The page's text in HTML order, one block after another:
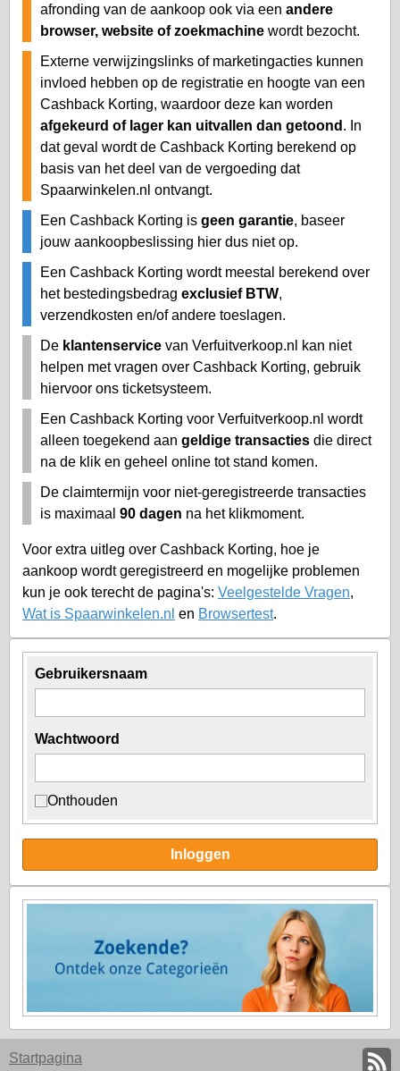
Gebruikersnaam
Wachtwoord
Onthouden
Inloggen
afronding van de aankoop ook via een andere
browser, website of zoekmachine wordt bezocht.
Externe verwijzingslinks of marketingacties kunnen
invloed hebben op de registratie en hoogte van een
Cashback Korting, waardoor deze kan worden
afgekeurd of lager kan uitvallen dan getoond . In
dat geval wordt de Cashback Korting berekend op
basis van het deel van de vergoeding dat
Spaarwinkelen.nl ontvangt.
Een Cashback Korting is geen garantie, baseer
jouw aankoopbeslissing hier dus niet op.
Een Cashback Korting wordt meestal berekend over
het bestedingsbedrag exclusief BTW,
verzendkosten en/of andere toeslagen.
De klantenservice van Verfuitverkoop.nl kan niet
helpen met vragen over Cashback Korting, gebruik
hiervoor ons ticketsysteem.
Een Cashback Korting voor Verfuitverkoop.nl wordt
alleen toegekend aan geldige transacties die direct
na de klik en geheel online tot stand komen.
De claimtermijn voor niet-geregistreerde transacties
is maximaal 90 dagen na het klikmoment.
Voor extra uitleg over Cashback Korting, hoe je
aankoop wordt geregistreerd en mogelijke problemen
kun je ook terecht de pagina's: Veelgestelde Vragen,
Wat is Spaarwinkelen.nl en Browsertest.
Startpagina